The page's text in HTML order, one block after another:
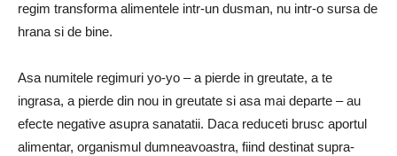
regim transforma alimentele intr-un dusman, nu intr-o sursa de
hrana si de bine.
Asa numitele regimuri yo-yo – a pierde in greutate, a te
ingrasa, a pierde din nou in greutate si asa mai departe – au
efecte negative asupra sa­natatii. Daca reduceti brusc aportul
alimentar, organismul dumneavoastra, fiind destinat supra­